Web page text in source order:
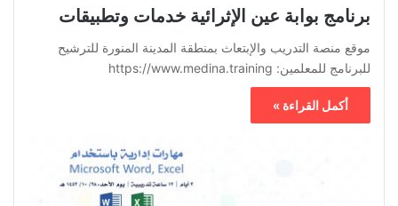
برنامج بوابة عين الإثرائية خدمات وتطبيقات
موقع منصة التدريب والإبتعاث بمنطقة المدينة المنورة للترشيح
للبرنامج للمعلمين: https://www.medina.training
أكمل القراءة »